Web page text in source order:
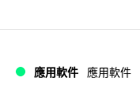
應用軟件 應用軟件